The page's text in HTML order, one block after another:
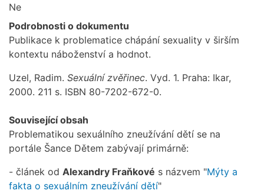
Ne
Podrobnosti o dokumentu
Publikace k problematice chápání sexuality v širším
kontextu náboženství a hodnot.
Uzel, Radim. Sexuální zvěřinec. Vyd. 1. Praha: Ikar,
2000. 211 s. ISBN 80-7202-672-0.
Související obsah
Problematikou sexuálního zneužívání dětí se na
portále Šance Dětem zabývají primárně:
- článek od Alexandry Fraňkové s názvem "Mýty a
fakta o sexuálním zneužívání dětí"